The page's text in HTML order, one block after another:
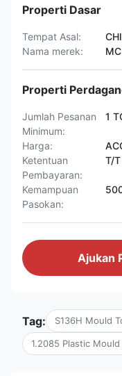
Properti Dasar
Tempat Asal:
Nama merek:
MC
Properti
Jumlah Pesanan
Minimum:
1
Harga:
Ketentuan
Pembayaran:
T/
Kemampuan
Pasokan:
Ajukan
Tag: S136H Mould
1.2085 Plastic Mould